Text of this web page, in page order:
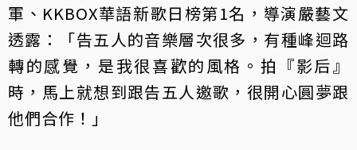
軍、KKBOX華語新歌日榜第1名，導演嚴藝文
透露：「告五人的音樂層次很多，有種峰迴路
轉的感覺，是我很喜歡的風格。拍『影后』
時，馬上就想到跟告五人邀歌，很開心圓夢跟
他們合作！」